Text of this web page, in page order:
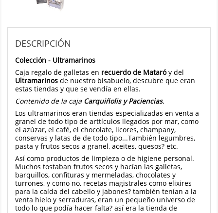
DESCRIPCIÓN
Colección - Ultramarinos
Caja regalo de galletas en recuerdo de Mataróy del
Ultramarinos de nuestro bisabuelo, descubre que eran
estas tiendas y que se vendía en ellas.
Contenido de la caja Carquiñolis y Paciencias.
Los ultramarinos eran tiendas especializadas en venta a
granel de todo tipo de arttículos llegados por mar, como
el azúzar, el café, el chocolate, licores, champany,
conservas y latas de de todo tipo...También legumbres,
pasta y frutos secos a granel, aceites, quesos? etc.
Así como productos de limpieza o de higiene personal.
Muchos tostaban frutos secos y hacían las galletas,
barquillos, confituras y mermeladas, chocolates y
turrones, y como no, recetas magistrales como elixires
para la caída del cabello y jabones? también tenían a la
venta hielo y serraduras, eran un pequeño universo de
todo lo que podía hacer falta? así era la tienda de